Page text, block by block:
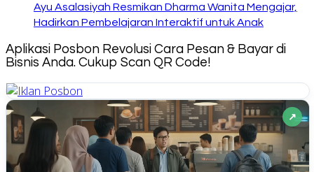
Ayu Asalasiyah Resmikan Dharma Wanita Mengajar,
Hadirkan Pembelajaran Interaktif untuk Anak
Aplikasi Posbon Revolusi Cara Pesan & Bayar di
Bisnis Anda. Cukup Scan QR Code!
↗